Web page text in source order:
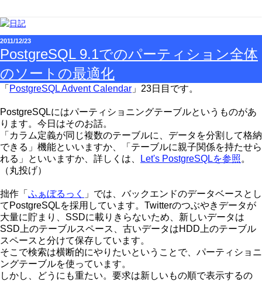
2011/12/23
PostgreSQL 9.1でのパーティション全体
のソートの最適化
「 PostgreSQL Advent Calendar 」23日目です。
PostgreSQLにはパーティショニングテーブルというものがあ
ります。今日はそのお話。
「カラム定義が同じ複数のテーブルに、データを分割して格納
できる」機能といいますか、「テーブルに親子関係を持たせら
れる」といいますか、詳しくは、
Let's PostgreSQLを参照。
（丸投げ）
拙作「 ふぁぼるっく
」では、バックエンドのデータベースとし
てPostgreSQLを採用しています。Twitterのつぶやきデータが
大量に貯まり、SSDに載りきらないため、新しいデータは
SSD上のテーブルスペース、古いデータはHDD上のテーブル
スペースと分けて保存しています。
そこで検索は横断的にやりたいということで、パーティショニ
ングテーブルを使っています。
しかし、どうにも重たい。要求は新しいもの順で表示するの